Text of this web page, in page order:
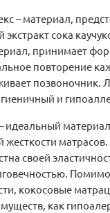
– материал,
сока
принимает
повторение
позвоночник.
и
идеальный
жесткости
своей
кокосовые
как